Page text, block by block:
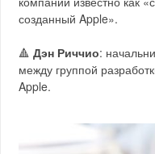
созданный Apple».
🔺Дэн Риччио:
между группой
Apple.